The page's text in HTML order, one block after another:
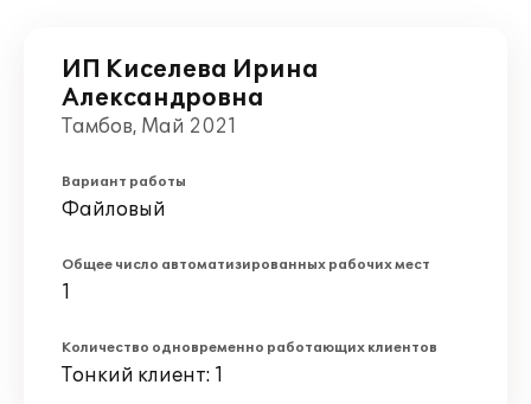
ИП Киселева Ирина
Александровна
Тамбов, Май 2021
Вариант работы
Файловый
Общее число автоматизированных рабочих мест
1
Количество одновременно работающих клиентов
Тонкий клиент: 1